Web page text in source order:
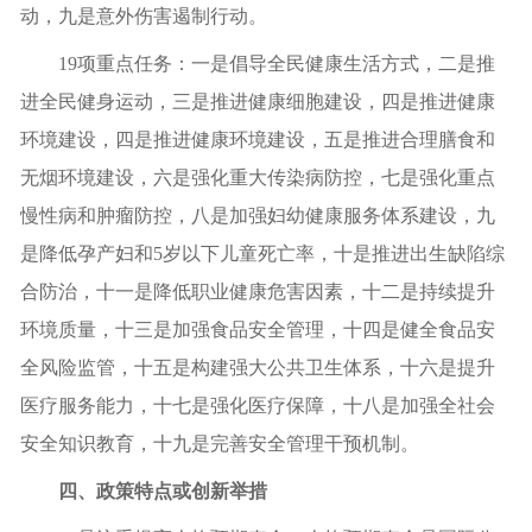
动，九是意外伤害遏制行动。
19项重点任务：一是倡导全民健康生活方式， 二是推
进全民健身运动，三是推进健康细胞建设， 四是推进健康
环境建设，四是推进健康环境建设 ，五是推进合理膳食和
无烟环境建设 ，六是强化重大传染病防控 ，七是强化重点
慢性病和肿瘤防控 ， 八是加强妇幼健康服务体系建设，九
是降低孕产妇和5岁以下儿童死亡率，十是推进出生缺陷综
合防治，十一是降低职业健康危害因素，十二是持续提升
环境质量，十三是加强食品安全管理，十四是健全食品安
全风险监管，十五是构建强大公共卫生体系，十六是提升
医疗服务能力，十七是强化医疗保障，十八是加强全社会
安全知识教育，十九是完善安全管理干预机制。
四、政策特点或创新举措